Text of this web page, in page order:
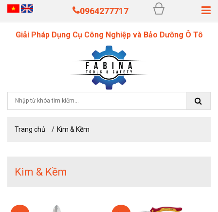
0964277717
Giải Pháp Dụng Cụ Công Nghiệp và Bảo Dưỡng Ô Tô
Trang chủ Kìm & Kềm
Kìm & Kềm